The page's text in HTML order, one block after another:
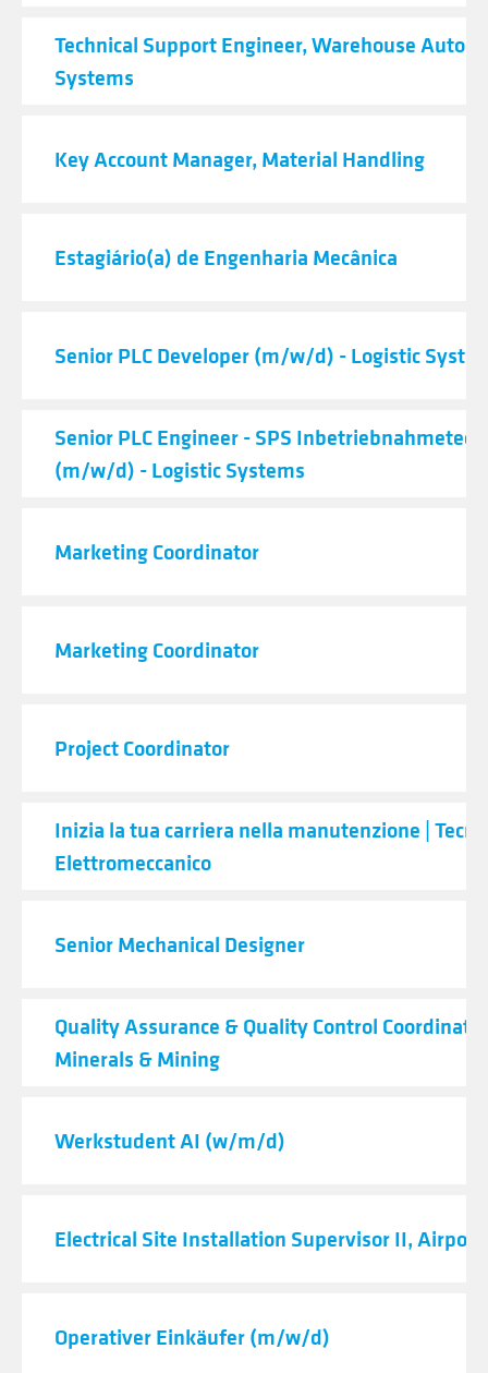
Technical Support Engineer, Warehouse
Systems
Key Account Manager, Material Handling
Estagiário(a) de Engenharia Mecânica
Senior PLC Developer (m/w/d) - Logistic
Senior PLC Engineer - SPS
(m/w/d) - Logistic Systems
Marketing Coordinator
Marketing Coordinator
Project Coordinator
Inizia la tua carriera nella manutenzione |
Elettromeccanico
Senior Mechanical Designer
Quality Assurance & Quality Control
Minerals & Mining
Werkstudent AI (w/m/d)
Electrical Site Installation Supervisor II, Airport
Operativer Einkäufer (m/w/d)